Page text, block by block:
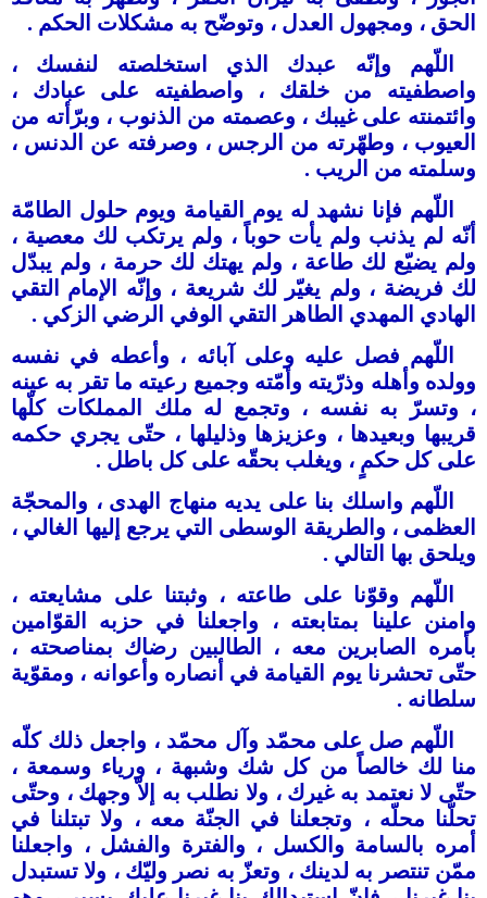
الحق ، ومجهول العدل ، وتوضّح به مشكلات الحكم .
اللّهم وإنّه عبدك الذي استخلصته لنفسك ،
واصطفيته من خلقك ، واصطفيته على عبادك ،
وائتمنته على غيبك ، وعصمته من الذنوب ، وبرّأته من
العيوب ، وطهّرته من الرجس ، وصرفته عن الدنس ،
وسلمته من الريب .
اللّهم فإنا نشهد له يوم القيامة ويوم حلول الطامّة
أنّه لم يذنب ولم يأت حوباً ، ولم يرتكب لك معصية ،
ولم يضيّع لك طاعة ، ولم يهتك لك حرمة ، ولم يبدّل
لك فريضة ، ولم يغيّر لك شريعة ، وإنّه الإمام التقي
الهادي المهدي الطاهر التقي الوفي الرضي الزكي .
اللّهم فصل عليه وعلى آبائه ، وأعطه في نفسه
وولده وأهله وذرّيته وأمّته وجميع رعيته ما تقر به عينه
، وتسرّ به نفسه ، وتجمع له ملك المملكات كلّها
قريبها وبعيدها ، وعزيزها وذليلها ، حتّى يجري حكمه
على كل حكمٍ ، ويغلب بحقّه على كل باطل .
اللّهم واسلك بنا على يديه منهاج الهدى ، والمحجّة
العظمى ، والطريقة الوسطى التي يرجع إليها الغالي ،
ويلحق بها التالي .
اللّهم وقوّنا على طاعته ، وثبتنا على مشايعته ،
وامنن علينا بمتابعته ، واجعلنا في حزبه القوّامين
بأمره الصابرين معه ، الطالبين رضاك بمناصحته ،
حتّى تحشرنا يوم القيامة في أنصاره وأعوانه ، ومقوّية
سلطانه .
اللّهم صل على محمّد وآل محمّد ، واجعل ذلك كلّه
منا لك خالصاً من كل شك وشبهة ، ورياء وسمعة ،
حتّى ﻻ نعتمد به غيرك ، ولا نطلب به إلاّ وجهك ، وحتّى
تحلّنا محلّه ، وتجعلنا في الجنّة معه ، ولا تبتلنا في
أمره بالسامة والكسل ، والفترة والفشل ، واجعلنا
ممّن تنتصر به لدينك ، وتعزّ به نصر وليّك ، ولا تستبدل